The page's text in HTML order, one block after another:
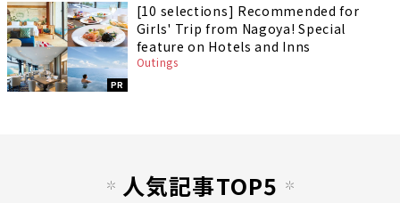
PR
[10 selections] Recommended for
Girls' Trip from Nagoya! Special
feature on Hotels and Inns
Outings
人気記事TOP5